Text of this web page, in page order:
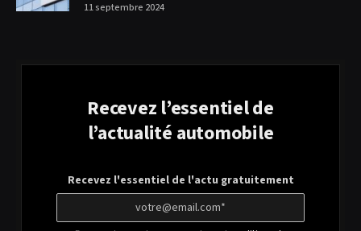
11 septembre 2024
Recevez l’essentiel de
l’actualité automobile
Recevez l'essentiel de l'actu gratuitement